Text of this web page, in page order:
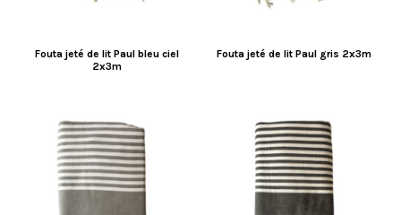
Fouta jeté de lit Paul bleu ciel
2x3m
Fouta jeté de lit Paul gris 2x3m